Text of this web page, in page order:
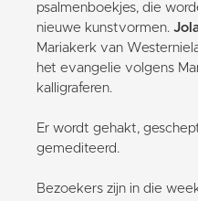
psalmenboekjes, die
nieuwe kunstvormen.
Mariakerk van
het evangelie volgens
kalligraferen.
Er wordt gehakt,
gemediteerd.
Bezoekers zijn in die